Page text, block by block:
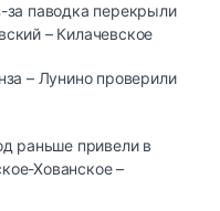
за паводка перекрыли
– Килачевское
– Лунино проверили
раньше привели в
Хованское –